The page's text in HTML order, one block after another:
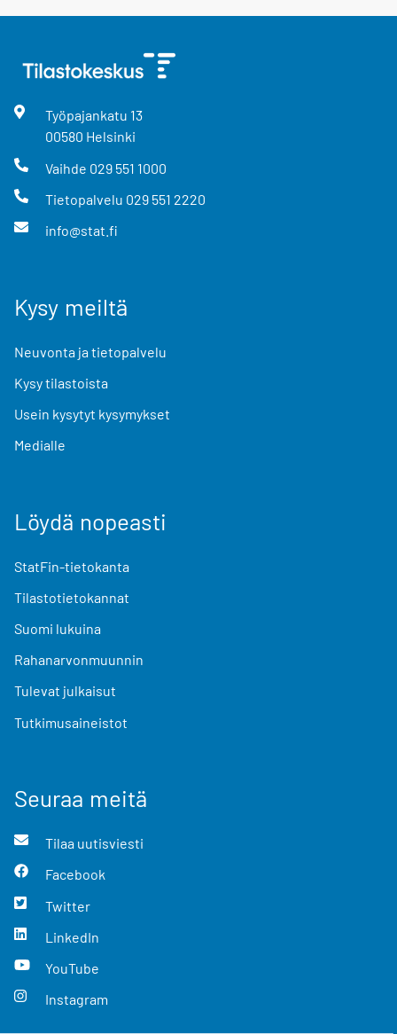
Työpajankatu 13
00580 Helsinki
Vaihde 029 551 1000
Tietopalvelu 029 551 2220
info@stat.fi
Kysy meiltä
Neuvonta ja tietopalvelu
Kysy tilastoista
Usein kysytyt kysymykset
Medialle
Löydä nopeasti
StatFin-tietokanta
Tilastotietokannat
Suomi lukuina
Rahanarvonmuunnin
Tulevat julkaisut
Tutkimusaineistot
Seuraa meitä
Tilaa uutisviesti
Facebook
Twitter
LinkedIn
YouTube
Instagram